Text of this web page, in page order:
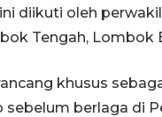
diikuti oleh
Tengah, Lombok
khusus
sebelum berlaga di